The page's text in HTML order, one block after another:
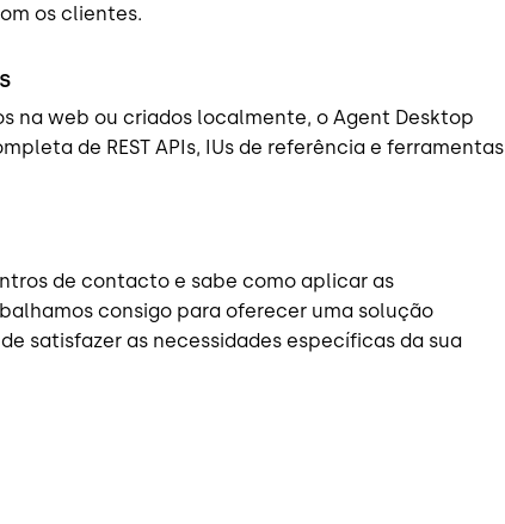
os clientes.
na web ou criados localmente, o Agent Desktop
de REST APIs, IUs de referência e ferramentas
de contacto e sabe como aplicar as
consigo para oferecer uma solução
satisfazer as necessidades específicas da sua